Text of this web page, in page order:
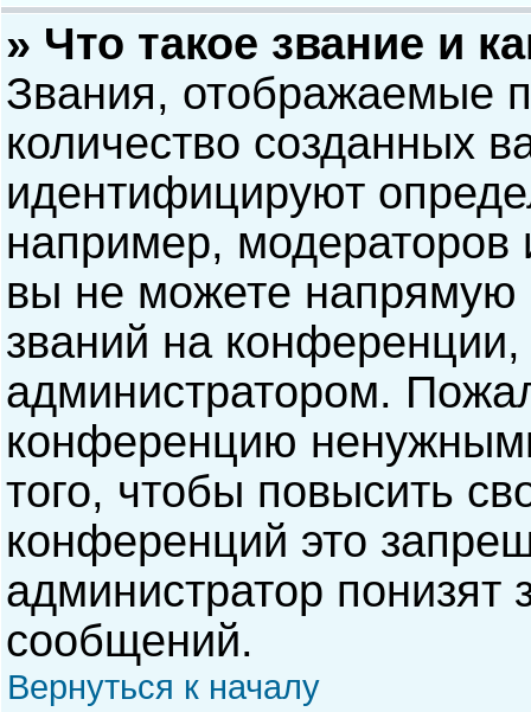
» Что такое звание и
Звания, отображаемые
количество созданных
идентифицируют
например,
вы не можете напрямую
званий на
администратором.
конференцию
того, чтобы повысить
конференций это
администратор понизят
сообщений.
Вернуться к началу